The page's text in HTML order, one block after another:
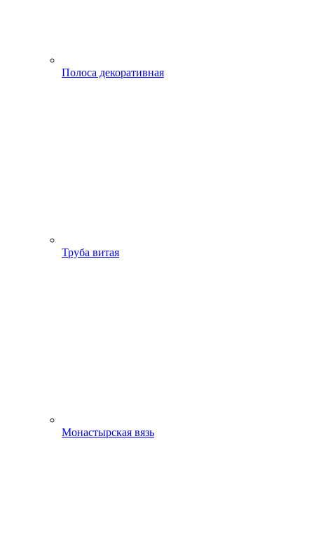
Полоса декоративная
Труба витая
Монастырская вязь